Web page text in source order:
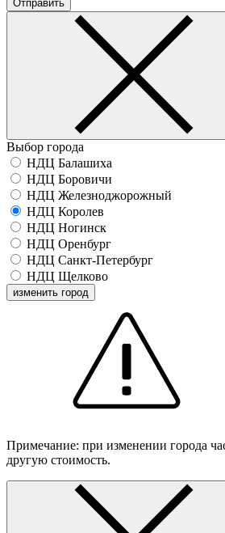
Отправить
Выбор города
НДЦ Балашиха
НДЦ Боровичи
НДЦ Железноджорожный
НДЦ Королев
НДЦ Ногинск
НДЦ Оренбург
НДЦ Санкт-Петербург
НДЦ Щелково
изменить город
Примечание: при изменении города
другую стоимость.